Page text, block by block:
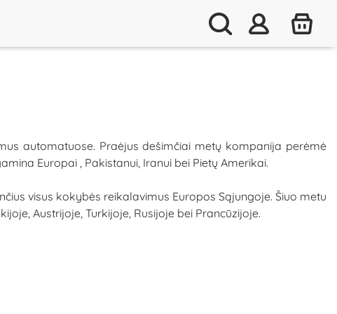
automatuose. Praėjus dešimčiai metų kompanija perėmė
Europai , Pakistanui, Iranui bei Pietų Amerikai.
visus kokybės reikalavimus Europos Sąjungoje. Šiuo metu
Austrijoje, Turkijoje, Rusijoje bei Prancūzijoje.